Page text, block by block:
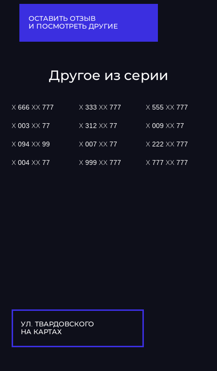
ОСТАВИТЬ ОТЗЫВ
И ПОСМОТРЕТЬ ДРУГИЕ
Другое из серии
Х 666 ХХ 777 Х 333 ХХ 777 Х 555 ХХ 777
Х 003 ХХ 77 Х 312 ХХ 77 Х 009 ХХ 77
Х 094 ХХ 99 Х 007 ХХ 77 Х 222 ХХ 777
Х 004 ХХ 77 Х 999 ХХ 777 Х 777 ХХ 777
УЛ. ТВАРДОВСКОГО
НА КАРТАХ